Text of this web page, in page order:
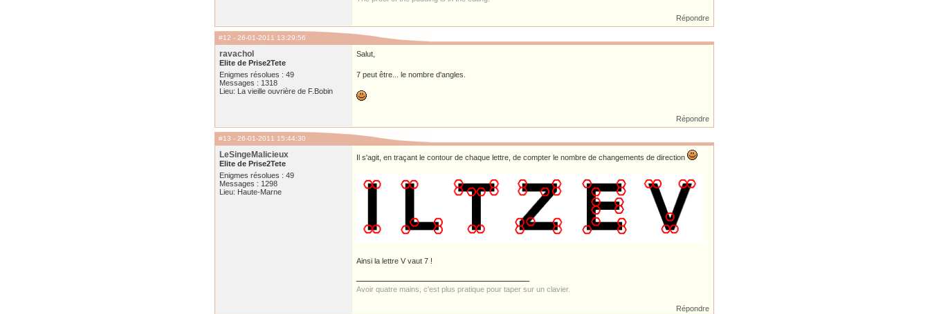
Répondre
#12 - 26-01-2011 13:29:56
ravachol
Elite de Prise2Tete
Enigmes résolues : 49
Messages : 1318
Lieu: La vieille ouvrière de F.Bobin
Salut,
7 peut être... le nombre d'angles.
Répondre
#13 - 26-01-2011 15:44:30
LeSingeMalicieux
Elite de Prise2Tete
Enigmes résolues : 49
Messages : 1298
Lieu: Haute-Marne
Il s'agit, en traçant le contour de chaque lettre, de compter le nombre de changements de direction
Ainsi la lettre V vaut 7 !
Avoir quatre mains, c'est plus pratique pour taper sur un clavier.
Répondre